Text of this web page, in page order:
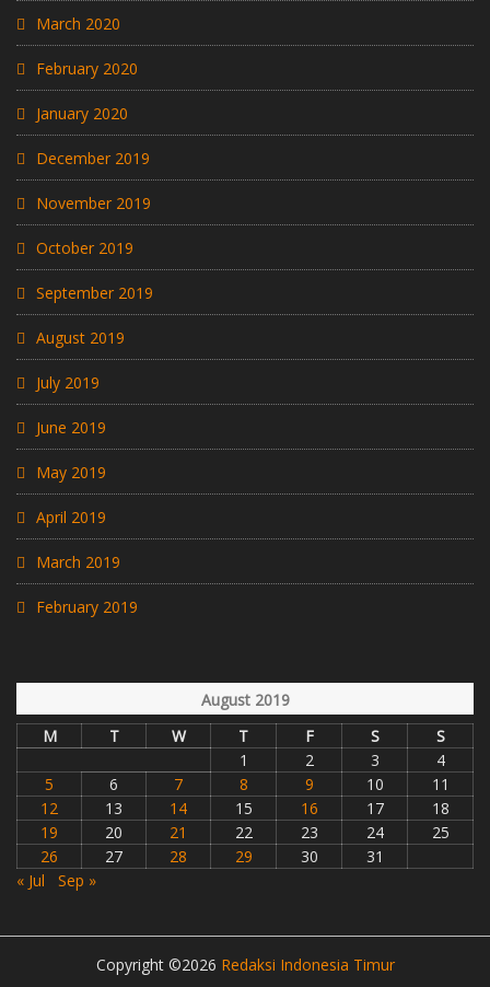
March 2020
February 2020
January 2020
December 2019
November 2019
October 2019
September 2019
August 2019
July 2019
June 2019
May 2019
April 2019
March 2019
February 2019
August 2019
M
T W T F S
S
1
2 3
4
5
6 7 8 9 10
11
12
13 14 15 16 17
18
19
20 21 22 23 24
25
26
27 28 29 30
31
« Jul
Sep »
Copyright ©2026 Redaksi Indonesia Timur